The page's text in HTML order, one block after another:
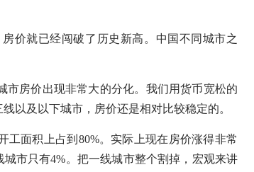
价就已经闯破了历史新高。中国不同城市之
房价出现非常大的分化。我们用货币宽松的
以及以下城市，房价还是相对比较稳定的。
面积上占到80%。实际上现在房价涨得非常
市只有4%。把一线城市整个割掉， 宏观来讲